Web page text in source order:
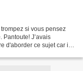
si vous pensez
Pantoute! J’avais
d'aborder ce sujet car il